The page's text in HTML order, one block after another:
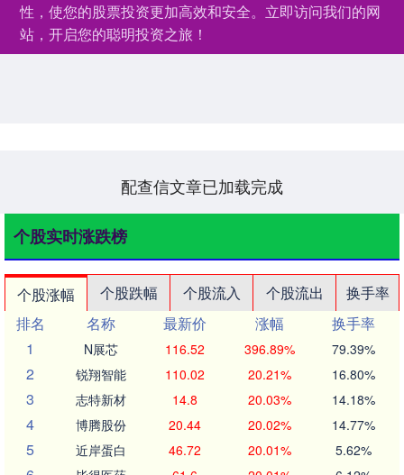
性，使您的股票投资更加高效和安全。立即访问我们的网
站，开启您的聪明投资之旅！
配查信文章已加载完成
个股实时涨跌榜
个股涨幅 个股跌幅 个股流入 个股流出
换手率
排名
名称 最新价 涨幅
换手率
1
N展芯 116.52 396.89% 79.39%
2 锐翔智能 110.02 20.21% 16.80%
3 志特新材 14.8 20.03% 14.18%
4 博腾股份 20.44 20.02% 14.77%
5 近岸蛋白 46.72 20.01% 5.62%